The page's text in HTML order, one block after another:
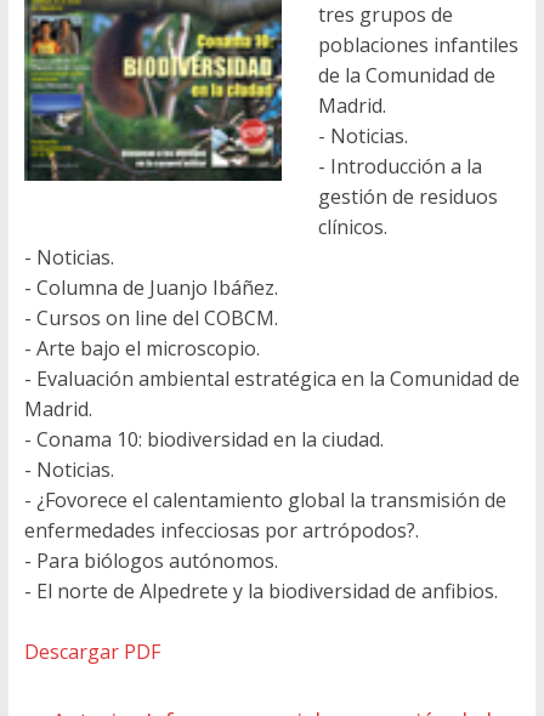
tres grupos de
poblaciones infantiles
de la Comunidad de
Madrid.
- Noticias.
- Introducción a la
gestión de residuos
clínicos.
- Noticias.
- Columna de Juanjo Ibáñez.
- Cursos on line del COBCM.
- Arte bajo el microscopio.
- Evaluación ambiental estratégica en la Comunidad de
Madrid.
- Conama 10: biodiversidad en la ciudad.
- Noticias.
- ¿Fovorece el calentamiento global la transmisión de
enfermedades infecciosas por artrópodos?.
- Para biólogos autónomos.
- El norte de Alpedrete y la biodiversidad de anfibios.
Descargar PDF